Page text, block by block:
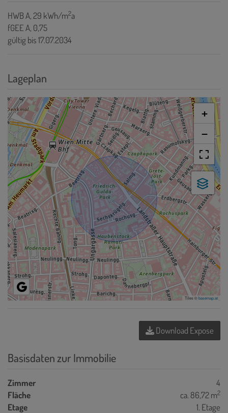
HWBA, 29 kWh/m2a
fGEEA, 0,75
gültig bis17.07.2034
Lageplan
+
−
Tiles ©basemap.at
Download Expose
Basisdaten zur Immobilie
Zimmer
4
Fläche
ca. 86,72 m2
Etage 1. Etage